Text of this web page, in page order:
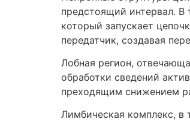
предстоящий интервал. В
который запускает
передатчик, создавая
Лобная регион,
обработки сведений
преходящим снижением
Лимбическая комплекс, в